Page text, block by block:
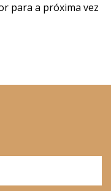
para a próxima vez